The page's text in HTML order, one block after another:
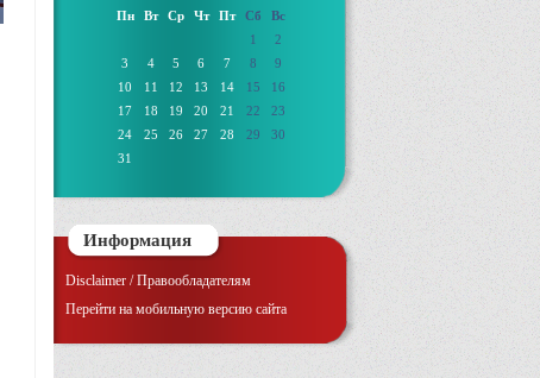
Пн
Вт Ср Чт Пт Сб
Вс
1
2
3
4 5 6 7 8
9
10
11 12 13 14 15
16
17
18 19 20 21 22
23
24
25 26 27 28 29
30
31
Информация
Disclaimer / Правообладателям
Перейти на мобильную версию сайта